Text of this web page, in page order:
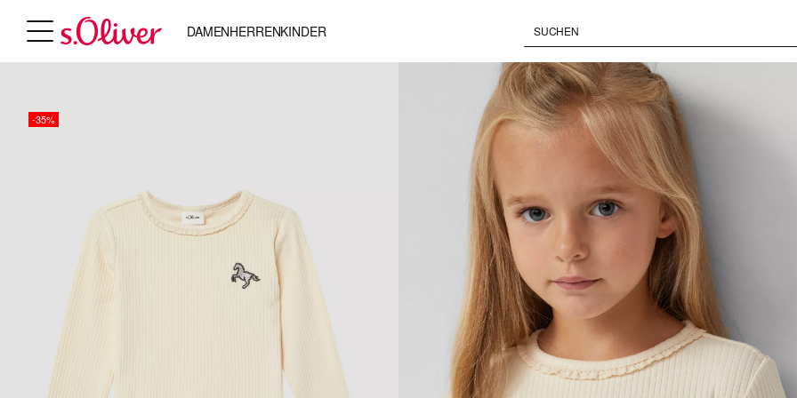
DAMENHERRENKINDER
-35%